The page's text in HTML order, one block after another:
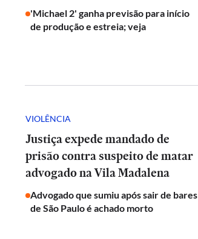
'Michael 2' ganha previsão para início
de produção e estreia; veja
VIOLÊNCIA
Justiça expede mandado de
prisão contra suspeito de matar
advogado na Vila Madalena
Advogado que sumiu após sair de bares
de São Paulo é achado morto